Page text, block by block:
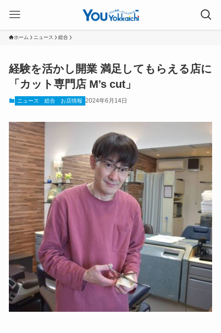
ホーム ニュース 総合
経験を活かし開業 満足してもらえる店に
「カット専門店 M’s cut」
ニュース 総合 お店情報 2024年6月14日